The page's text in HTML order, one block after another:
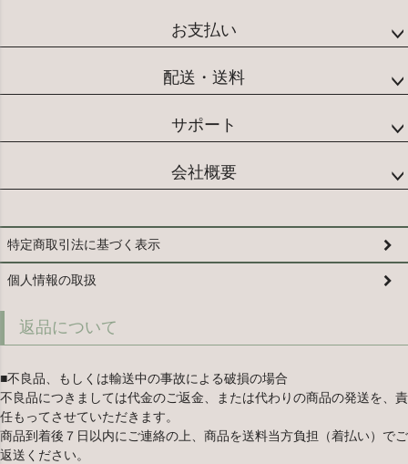
お支払い
配送・送料
サポート
会社概要
特定商取引法に基づく表示
個人情報の取扱
返品について
■不良品、もしくは輸送中の事故による破損の場合
不良品につきましては代金のご返金、または代わりの商品の発送を、責
任もってさせていただきます。
商品到着後７日以内にご連絡の上、商品を送料当方負担（着払い）でご
返送ください。